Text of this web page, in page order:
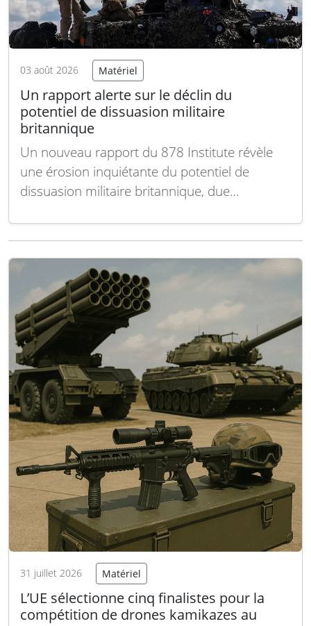
03 août 2026 Matériel
Un rapport alerte sur le déclin du
potentiel de dissuasion militaire
britannique
Un nouveau rapport du 878 Institute révèle
une érosion inquiétante du potentiel de
dissuasion militaire britannique, due
blindés, à la réduction du parc de chars, à
une stratégie navale qui laisserait la Royal
Navy sans destroyers après…
31 juillet 2026 Matériel
L’UE sélectionne cinq finalistes pour la
compétition de drones kamikazes au